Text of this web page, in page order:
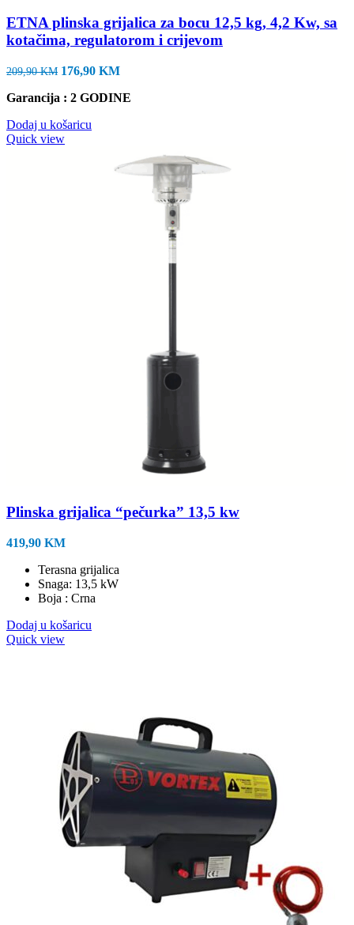
ETNA plinska grijalica za bocu 12,5 kg, 4,2 Kw, sa
kotačima, regulatorom i crijevom
209,90KM Izvorna
bila
209,90 KM.
176,90 KMTrenutna
je:
Garancija : 2 GODINE
Dodaj u košaricu
Quick view
Plinska grijalica “pečurka” 13,5 kw
419,90 KM
Terasna grijalica
Snaga: 13,5 kW
Boja : Crna
Dodaj u košaricu
Quick view